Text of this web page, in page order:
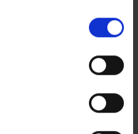
JORGE JUAN (2023) 8 R...
140,00 €